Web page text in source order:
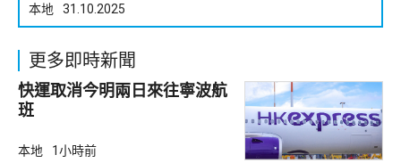
本地 31.10.2025
更多即時新聞
快運取消今明兩日來往寧波航
班
本地 1小時前